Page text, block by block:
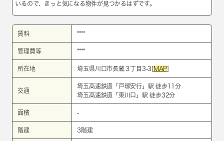
いるので、きっと気になる物件が見つかるはずです。
賃料 ****
管理費等 ****
所在地 埼玉県川口市長蔵３丁目3-3[ MAP
交通
埼玉高速鉄道 「 戸塚安行」駅 徒歩11分
埼玉高速鉄道 「 東川口 」駅 徒歩32分
面積 -
階建 3階建